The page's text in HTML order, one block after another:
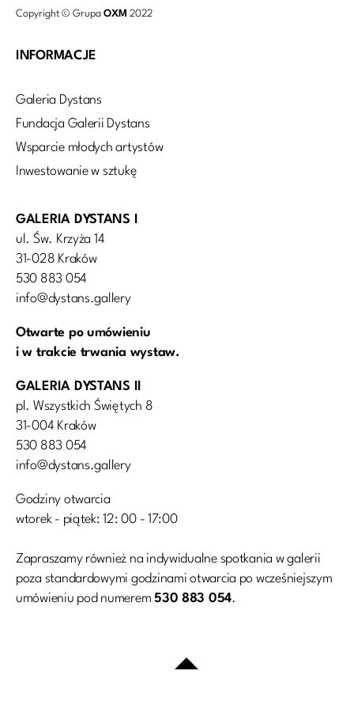
Copyright © Grupa OXM 2022
INFORMACJE
Galeria Dystans
Fundacja Galerii Dystans
Wsparcie młodych artystów
Inwestowanie w sztukę
GALERIA DYSTANS I
ul. Św. Krzyża 14
31-028 Kraków
530 883 054
info@dystans.gallery
Otwarte po umówieniu
i w trakcie trwania wystaw.
GALERIA DYSTANS II
pl. Wszystkich Świętych 8
31-004 Kraków
530 883 054
info@dystans.gallery
Godziny otwarcia
wtorek - piątek: 12: 00 - 17:00
Zapraszamy również na indywidualne spotkania w galerii
poza standardowymi godzinami otwarcia po wcześniejszym
umówieniu pod numerem530 883 054.